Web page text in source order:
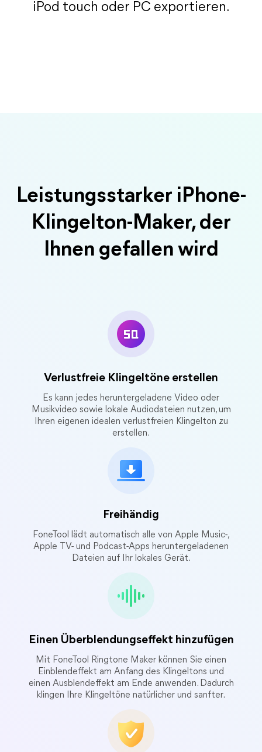
iPod touch oder PC exportieren.
Leistungsstarker iPhone-
Klingelton-Maker, der
Ihnen gefallen wird
Verlustfreie Klingeltöne erstellen
Es kann jedes heruntergeladene Video oder
Musikvideo sowie lokale Audiodateien nutzen, um
Ihren eigenen idealen verlustfreien Klingelton zu
erstellen.
Freihändig
FoneTool lädt automatisch alle von Apple Music-,
Apple TV- und Podcast-Apps heruntergeladenen
Dateien auf Ihr lokales Gerät.
Einen Überblendungseffekt hinzufügen
Mit FoneTool Ringtone Maker können Sie einen
Einblendeffekt am Anfang des Klingeltons und
einen Ausblendeffekt am Ende anwenden. Dadurch
klingen Ihre Klingeltöne natürlicher und sanfter.